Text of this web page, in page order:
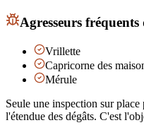
Agresseurs fréquents
Vrillette
Capricorne des
Mérule
Seule une inspection sur
l'étendue des dégâts. C'est